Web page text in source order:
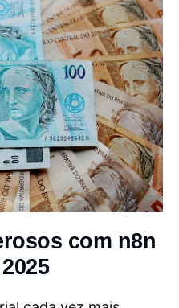
com n8n